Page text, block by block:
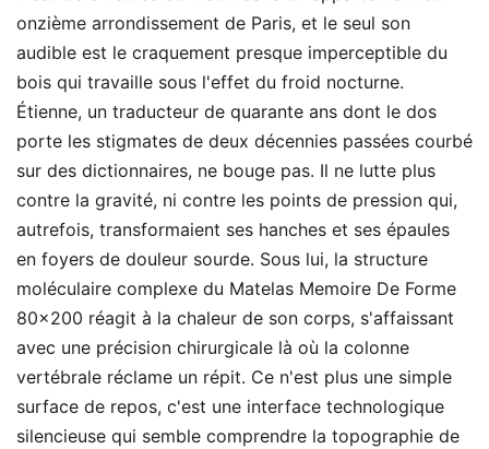
onzième arrondissement de Paris, et le seul son
audible est le craquement presque imperceptible du
bois qui travaille sous l'effet du froid nocturne.
Étienne, un traducteur de quarante ans dont le dos
porte les stigmates de deux décennies passées courbé
sur des dictionnaires, ne bouge pas. Il ne lutte plus
contre la gravité, ni contre les points de pression qui,
autrefois, transformaient ses hanches et ses épaules
en foyers de douleur sourde. Sous lui, la structure
moléculaire complexe du Matelas Memoire De Forme
80x200 réagit à la chaleur de son corps, s'affaissant
avec une précision chirurgicale là où la colonne
vertébrale réclame un répit. Ce n'est plus une simple
surface de repos, c'est une interface technologique
silencieuse qui semble comprendre la topographie de